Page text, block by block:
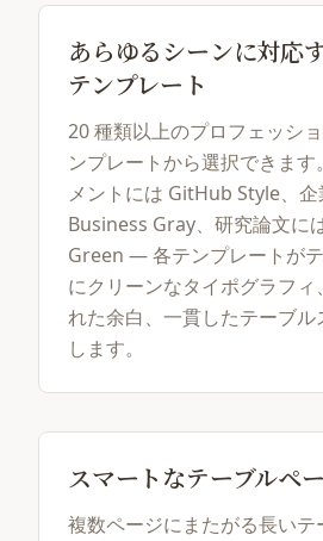
あらゆるシーンに対応
テンプレート
20 種類以上のプロフェッシ
ンプレートから選択できます
メントには GitHub Style、
Business Gray、研究論文に
Green — 各テンプレートが
にクリーンなタイポグラフィ
れた余白、一貫したテーブル
します。
スマートなテーブルペ
複数ページにまたがる長いテ